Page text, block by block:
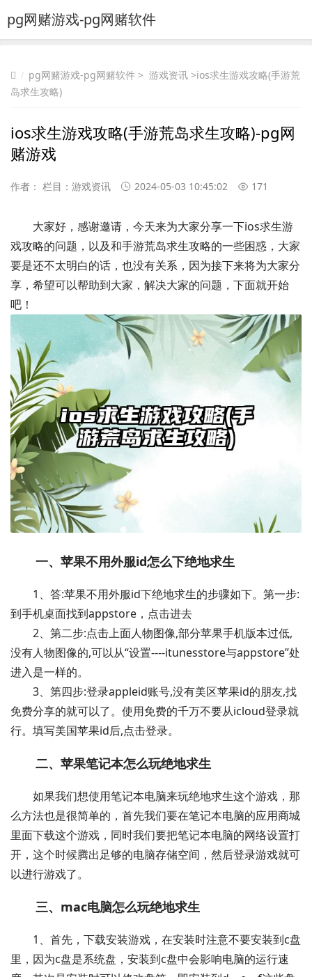
pg网赌游戏-pg网赌软件
pg网赌游戏-pg网赌软件 > 游戏资讯 >ios求生游戏攻略(手游荒
岛求生攻略)
ios求生游戏攻略(手游荒岛求生攻略)-pg网
赌游戏
作者： 栏目： 游戏资讯 2024-05-03 10:45:02 171
大家好，感谢邀请，今天来为大家分享一下ios求生游
戏攻略的问题，以及和手游荒岛求生攻略的一些困惑，大家
要是还不太明白的话，也没有关系，因为接下来将为大家分
享，希望可以帮助到大家，解决大家的问题，下面就开始
吧！
一、苹果不用外服id怎么下绝地求生
1、答:苹果不用外服id下绝地求生的步骤如下。第一步:
到手机桌面找到appstore，点击进去
2、第二步:点击上面人物图像,部分苹果手机版本过低,
没有人物图像的,可以从“设置----itunesstore与appstore”处
进入是一样的。
3、第四步:登录appleid账号,没有美区苹果id的朋友,找
免费分享的就可以了。使用免费的千万不要从icloud登录就
行。填写美国苹果id后,点击登录。
二、苹果笔记本怎么玩绝地求生
如果我们想使用笔记本电脑来玩绝地求生这个游戏，那
么方法也是很简单的，首先我们要在笔记本电脑的应用商城
里面下载这个游戏，同时我们要把笔记本电脑的网络设置打
开，这个时候腾出足够的电脑存储空间，然后登录游戏就可
以进行游戏了。
三、mac电脑怎么玩绝地求生
1、首先，下载安装游戏，在安装时注意不要安装到c盘
里，因为c盘是系统盘，安装到c盘中会影响电脑的运行速